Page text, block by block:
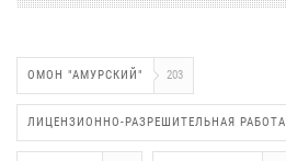
ОМОН "АМУРСКИЙ" 203
ЛИЦЕНЗИОННО-РАЗРЕШИТЕЛЬНАЯ РАБОТА